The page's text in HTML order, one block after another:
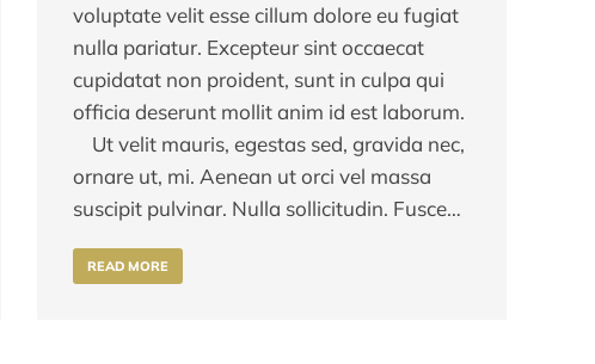
voluptate velit esse cillum dolore eu fugiat
nulla pariatur. Excepteur sint occaecat
cupidatat non proident, sunt in culpa qui
officia deserunt mollit anim id est laborum.
Ut velit mauris, egestas sed, gravida nec,
ornare ut, mi. Aenean ut orci vel massa
suscipit pulvinar. Nulla sollicitudin. Fusce…
READ MORE